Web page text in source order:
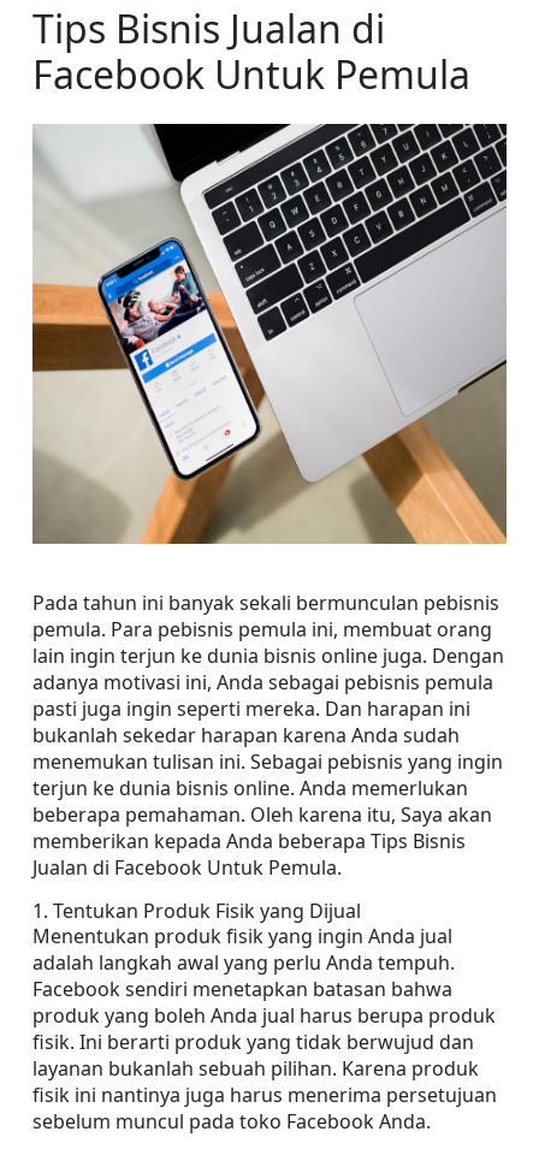
Tips Bisnis Jualan di
Facebook Untuk Pemula
Pada tahun ini banyak sekali bermunculan pebisnis
pemula. Para pebisnis pemula ini, membuat orang
lain ingin terjun ke dunia bisnis online juga. Dengan
adanya motivasi ini, Anda sebagai pebisnis pemula
pasti juga ingin seperti mereka. Dan harapan ini
bukanlah sekedar harapan karena Anda sudah
menemukan tulisan ini. Sebagai pebisnis yang ingin
terjun ke dunia bisnis online. Anda memerlukan
beberapa pemahaman. Oleh karena itu, Saya akan
memberikan kepada Anda beberapa Tips Bisnis
Jualan di Facebook Untuk Pemula.
1. Tentukan Produk Fisik yang Dijual
Menentukan produk fisik yang ingin Anda jual
adalah langkah awal yang perlu Anda tempuh.
Facebook sendiri menetapkan batasan bahwa
produk yang boleh Anda jual harus berupa produk
fisik. Ini berarti produk yang tidak berwujud dan
layanan bukanlah sebuah pilihan. Karena produk
fisik ini nantinya juga harus menerima persetujuan
sebelum muncul pada toko Facebook Anda.